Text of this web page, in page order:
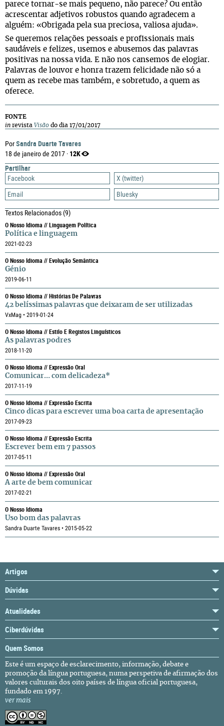
PorSandra Duarte Tavares
18 de janeiro de 2017 · 12K
Partilhar
Facebook
X (twitter)
Email
Bluesky
Textos Relacionados(9)
O Nosso Idioma // Linguagem Política
Política e linguagem
2021-02-23
O Nosso Idioma // Evolução Semântica
Génio
2019-06-11
O Nosso Idioma // Histórias De Palavras
42 belíssimas palavras que deixaram de ser utilizadas
VxMag • 2019-01-24
O Nosso Idioma // Estilo E Registos Linguísticos
As palavras podres
2018-11-20
O Nosso Idioma // Expressão Oral
Comunicar… com delicadeza*
2017-11-19
O Nosso Idioma // Expressão Escrita
Cinco dicas para escrever uma boa carta de apresentação
2017-09-23
O Nosso Idioma // Expressão Escrita
Escrever bem em 7 passos
2017-05-11
O Nosso Idioma // Expressão Oral
A arte de bem comunicar
2017-02-21
O Nosso Idioma
Uso bom das palavras
Sandra Duarte Tavares • 2015-05-22
parece tornar-se mais pequeno, não parece? Ou então
acrescentar adjetivos robustos quando agradecem a
alguém: «Obrigada pela sua preciosa, valiosa ajuda».
Se queremos relações pessoais e profissionais mais
saudáveis e felizes, usemos e abusemos das palavras
positivas na nossa vida. E não nos cansemos de elogiar.
Palavras de louvor e honra trazem felicidade não só a
quem as recebe mas também, e sobretudo, a quem as
oferece.
FONTE
in revista Visão do dia 17/01/2017
Artigos
Dúvidas
Atualidades
Ciberdúvidas
Quem Somos
Este é um espaço de esclarecimento, informação, debate e
promoção da língua portuguesa, numa perspetiva de afirmação dos
valores culturais dos oito países de língua oficial portuguesa,
fundado em 1997.
ver mais